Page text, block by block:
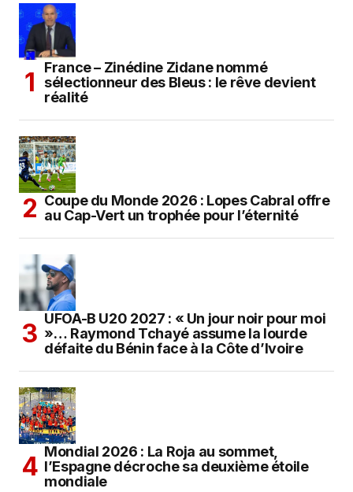
France – Zinédine Zidane nommé
sélectionneur des Bleus : le rêve devient
réalité
Coupe du Monde 2026 : Lopes Cabral offre
au Cap-Vert un trophée pour l’éternité
UFOA-B U20 2027 : « Un jour noir pour moi
»… Raymond Tchayé assume la lourde
défaite du Bénin face à la Côte d’Ivoire
Mondial 2026 : La Roja au sommet,
l’Espagne décroche sa deuxième étoile
mondiale